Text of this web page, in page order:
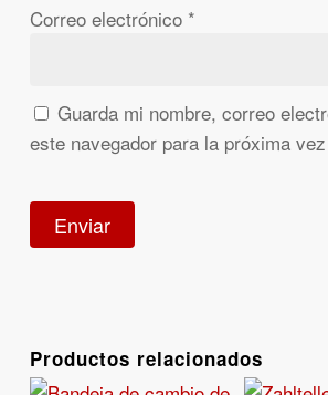
Correo electrónico *
Guarda mi nombre, correo
este navegador para la próxima
Productos relacionados